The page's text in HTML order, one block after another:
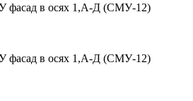
фасад в осях 1,А-Д (СМУ-12)
фасад в осях 1,А-Д (СМУ-12)